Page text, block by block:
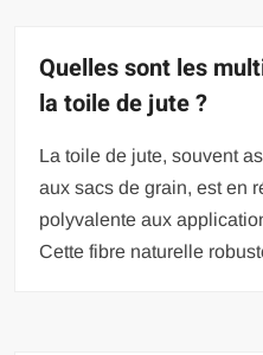
Quelles sont les
la toile de jute ?
La toile de jute, souvent
aux sacs de grain, est en
polyvalente aux
Cette fibre naturelle